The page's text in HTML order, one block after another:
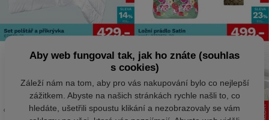
Aby web fungoval tak, jak ho znáte (souhlas
s cookies)
Záleží nám na tom, aby pro vás nakupování bylo co nejlepší
zážitkem. Abyste na našich stránkách rychle našli to, co
hledáte, ušetřili spoustu klikání a nezobrazovaly se vám